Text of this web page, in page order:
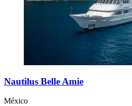
Nautilus Belle Amie
México